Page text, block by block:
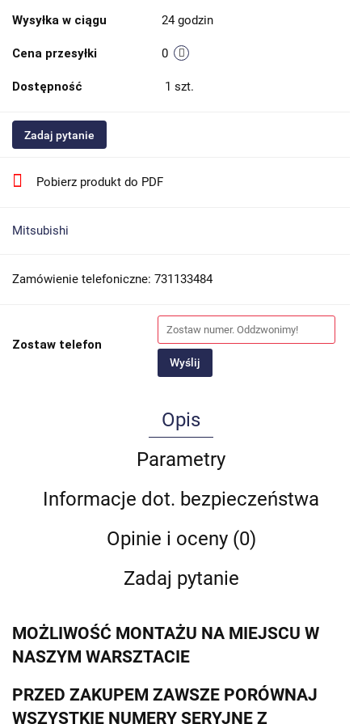
Wysyłka w ciągu 24 godzin
Cena przesyłki 0
Dostępność 1 szt.
Zadaj pytanie
Pobierz produkt do PDF
Mitsubishi
Zamówienie telefoniczne: 731133484
Zostaw telefon
Wyślij
Opis
Parametry
Informacje dot. bezpieczeństwa
Opinie i oceny (0)
Zadaj pytanie
MOŻLIWOŚĆ MONTAŻU NA MIEJSCU W
NASZYM WARSZTACIE
PRZED ZAKUPEM ZAWSZE PORÓWNAJ
WSZYSTKIE NUMERY SERYJNE Z